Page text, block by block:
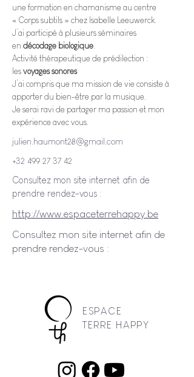
une formation en chamanisme au centre
« Corps subtils » chez Isabelle Leeuwerck.
J’ai participé à plusieurs séminaires
en décodage biologique
Activité thérapeutique de prédilection :
les voyages sonores
J’ai compris que ma mission de vie consiste à
apporter du bien-être par la musique.
Je serai ravi de partager ma passion et mon
expérience avec vous.
julien.haumont28@gmail.com
+32 499 27 37 42
Consultez mon site internet afin de
prendre rendez-vous :
http://www.espaceterrehappy.be
Consultez mon site internet afin de
prendre rendez-vous :
ESPACE
TERRE HAPPY